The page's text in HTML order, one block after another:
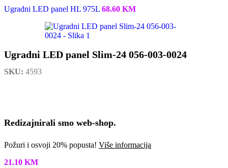
Ugradni LED panel HL 975L 68.60 KM
Ugradni LED panel Slim-24 056-003-0024
SKU: 4593
Redizajnirali smo web-shop.
Požuri i osvoji 20% popusta! Više informacija
21.10 KM